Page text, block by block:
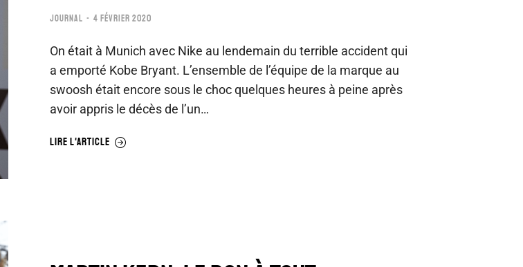
JOURNAL 4 FÉVRIER 2020
On était à Munich avec Nike au lendemain du terrible accident qui
a emporté Kobe Bryant. L’ensemble de l’équipe de la marque au
swoosh était encore sous le choc quelques heures à peine après
avoir appris le décès de l’un…
LIRE L'ARTICLE